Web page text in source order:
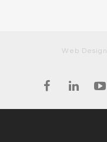
Web Design